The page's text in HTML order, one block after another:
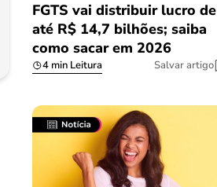
FGTS vai distribuir lucro de
até R$ 14,7 bilhões; saiba
como sacar em 2026
4 min Leitura Salvar artigo